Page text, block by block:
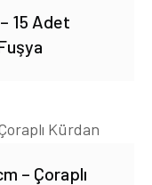
15 Adet
– Çoraplı